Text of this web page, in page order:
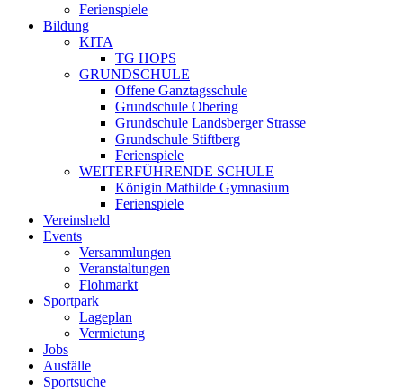
Ferienspiele
Bildung
KITA
TG HOPS
GRUNDSCHULE
Offene Ganztagsschule
Grundschule Obering
Grundschule Landsberger Strasse
Grundschule Stiftberg
Ferienspiele
WEITERFÜHRENDE SCHULE
Königin Mathilde Gymnasium
Ferienspiele
Vereinsheld
Events
Versammlungen
Veranstaltungen
Flohmarkt
Sportpark
Lageplan
Vermietung
Jobs
Ausfälle
Sportsuche